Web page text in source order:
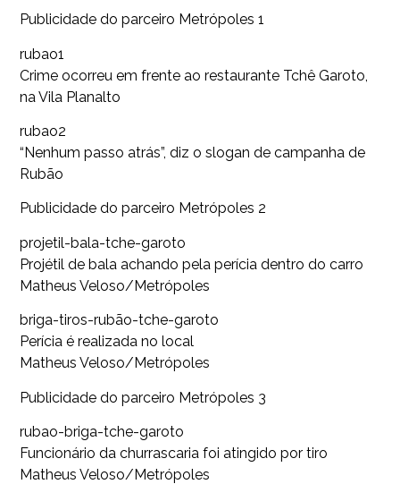
Publicidade do parceiro Metrópoles 1
rubao1
Crime ocorreu em frente ao restaurante Tchê Garoto,
na Vila Planalto
rubao2
“Nenhum passo atrás”, diz o slogan de campanha de
Rubão
Publicidade do parceiro Metrópoles 2
projetil-bala-tche-garoto
Projétil de bala achando pela perícia dentro do carro
Matheus Veloso/Metrópoles
briga-tiros-rubão-tche-garoto
Perícia é realizada no local
Matheus Veloso/Metrópoles
Publicidade do parceiro Metrópoles 3
rubao-briga-tche-garoto
Funcionário da churrascaria foi atingido por tiro
Matheus Veloso/Metrópoles